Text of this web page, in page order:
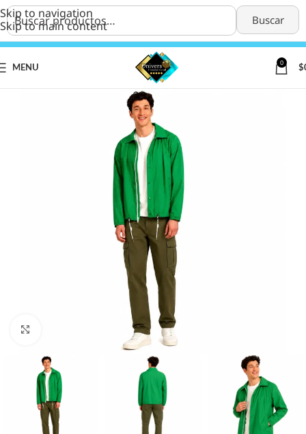
Buscar
Skip to navigation
Skip to main content
MENU
0
$